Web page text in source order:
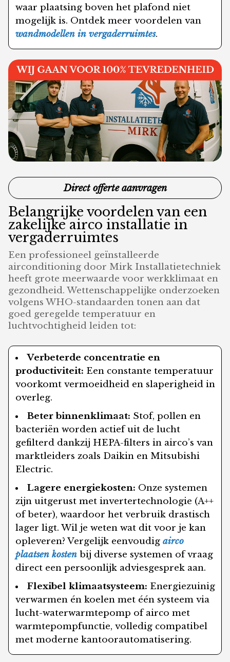
waar plaatsing boven het plafond niet
mogelijk is. Ontdek meer voordelen van
wandmodellen in vergaderruimtes.
Direct offerte aanvragen
Belangrijke voordelen van een
zakelijke airco installatie in
vergaderruimtes
Een professioneel geïnstalleerde
airconditioning door Mirk Installatietechniek
heeft grote meerwaarde voor werkklimaat en
gezondheid. Wettenschappelijke onderzoeken
volgens WHO-standaarden tonen aan dat
goed geregelde temperatuur en
luchtvochtigheid leiden tot:
Verbeterde concentratie en
productiviteit: Een constante temperatuur
voorkomt vermoeidheid en slaperigheid in
overleg.
Beter binnenklimaat: Stof, pollen en
bacteriën worden actief uit de lucht
gefilterd dankzij HEPA-filters in airco’s van
marktleiders zoals Daikin en Mitsubishi
Electric.
Lagere energiekosten: Onze systemen
zijn uitgerust met invertertechnologie (A++
of beter), waardoor het verbruik drastisch
lager ligt. Wil je weten wat dit voor je kan
opleveren? Vergelijk eenvoudigairco
plaatsen kosten bij diverse systemen of vraag
direct een persoonlijk adviesgesprek aan.
Flexibel klimaatsysteem: Energiezuinig
verwarmen én koelen met één systeem via
lucht-waterwarmtepomp of airco met
warmtepompfunctie, volledig compatibel
met moderne kantoorautomatisering.